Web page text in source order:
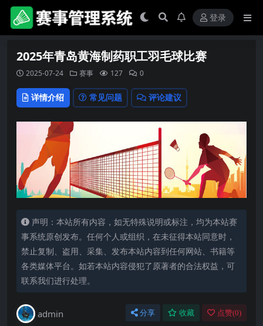
登录
2025年青岛黄海制药职工羽毛球比赛
2025-07-24 赛事 127 0
详情介绍 常见问题 评论建议
声明：本站所有内容，如无特殊说明或标注，均为本站赛
事系统原创发布。任何个人或组织，在未征得本站同意时，
禁止复制、盗用、采集、发布本站内容到任何网站、书籍等
各类媒体平台。如若本站内容侵犯了原著者的合法权益，可
联系我们进行处理。
admin 分享 收藏 点赞(0)